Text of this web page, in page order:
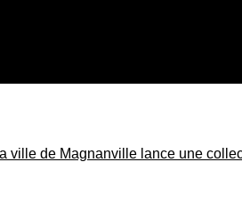
ville de Magnanville lance une